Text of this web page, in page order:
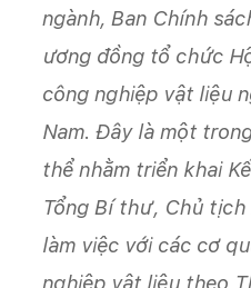
ngành, Ban Chính
ương đồng tổ chức
công nghiệp vật liệu
Nam. Đây là một
thể nhằm triển khai
Tổng Bí thư, Chủ
làm việc với các cơ
nghiệp vật liệu theo